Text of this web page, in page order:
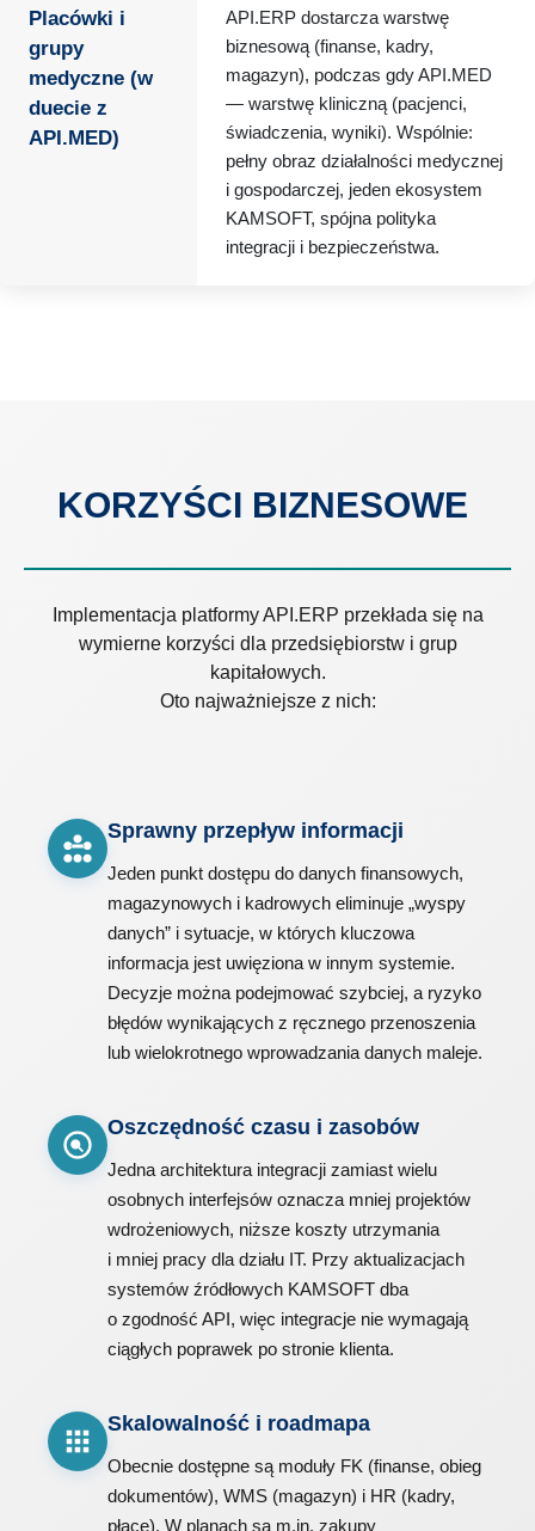
Placówki i
grupy
medyczne (w
duecie z
API.MED)
API.ERP dostarcza warstwę
biznesową (finanse, kadry,
magazyn), podczas gdy API.MED
— warstwę kliniczną (pacjenci,
świadczenia, wyniki). Wspólnie:
pełny obraz działalności medycznej
i gospodarczej, jeden ekosystem
KAMSOFT, spójna polityka
integracji i bezpieczeństwa.
KORZYŚCI BIZNESOWE
Implementacja platformy API.ERP przekłada się na
wymierne korzyści dla przedsiębiorstw i grup
kapitałowych.
Oto najważniejsze z nich:
Sprawny przepływ informacji
Jeden punkt dostępu do danych finansowych,
magazynowych i kadrowych eliminuje „wyspy
danych” i sytuacje, w których kluczowa
informacja jest uwięziona w innym systemie.
Decyzje można podejmować szybciej, a ryzyko
błędów wynikających z ręcznego przenoszenia
lub wielokrotnego wprowadzania danych maleje.
Oszczędność czasu i zasobów
Jedna architektura integracji zamiast wielu
osobnych interfejsów oznacza mniej projektów
wdrożeniowych, niższe koszty utrzymania
i mniej pracy dla działu IT. Przy aktualizacjach
systemów źródłowych KAMSOFT dba
o zgodność API, więc integracje nie wymagają
ciągłych poprawek po stronie klienta.
Skalowalność i roadmapa
Obecnie dostępne są moduły FK (finanse, obieg
dokumentów), WMS (magazyn) i HR (kadry,
płace). W planach są m.in. zakupy